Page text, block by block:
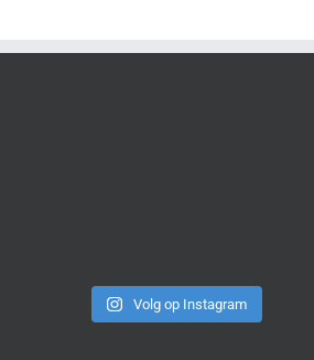
Volg op Instagram